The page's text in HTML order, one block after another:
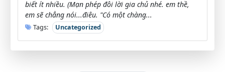
biết ít nhiều. (Mạn phép đôi lời gia chủ nhé. em thề,
em sẽ chẳng nói...điêu. "Có một chàng...
Tags: Uncategorized